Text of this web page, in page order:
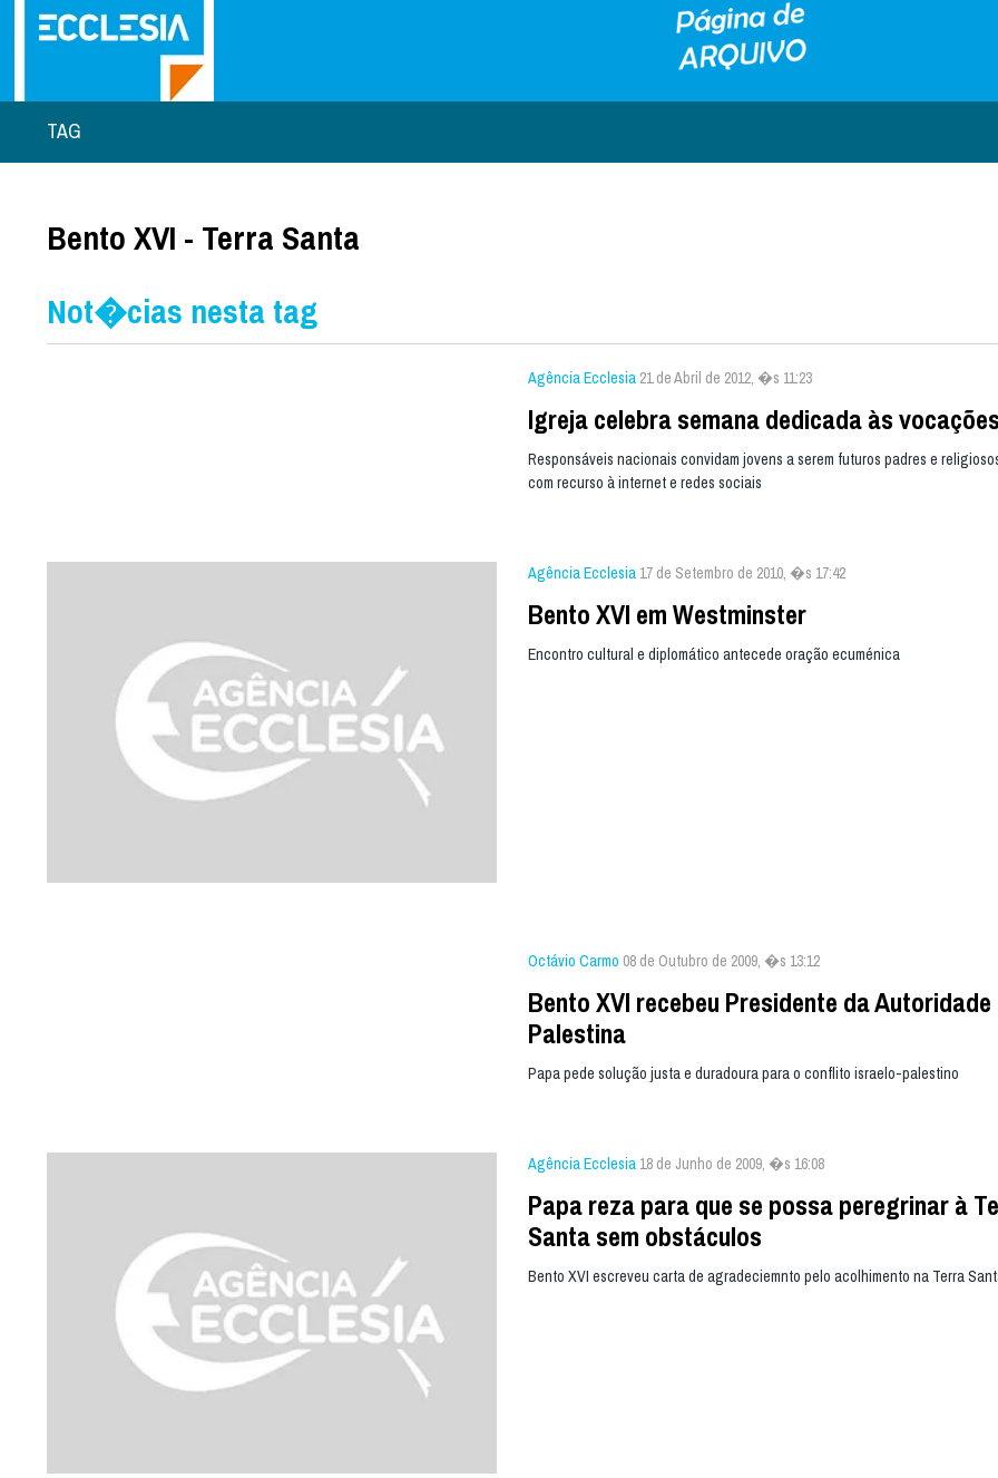
TAG
Bento XVI - Terra Santa
Not�cias nesta tag
Agência Ecclesia 21 de Abril de 2012, �s 11:23
Igreja celebra semana dedicada às vocações
Responsáveis nacionais convidam jovens a serem futuros padres e
com recurso à internet e redes sociais
Agência Ecclesia 17 de Setembro de 2010, �s 17:42
Bento XVI em Westminster
Encontro cultural e diplomático antecede oração ecuménica
Octávio Carmo 08 de Outubro de 2009, �s 13:12
Bento XVI recebeu Presidente da Autoridade
Palestina
Papa pede solução justa e duradoura para o conflito israelo-palestino
Agência Ecclesia 18 de Junho de 2009, �s 16:08
Papa reza para que se possa peregrinar à
Santa sem obstáculos
Bento XVI escreveu carta de agradeciemnto pelo acolhimento na Terra